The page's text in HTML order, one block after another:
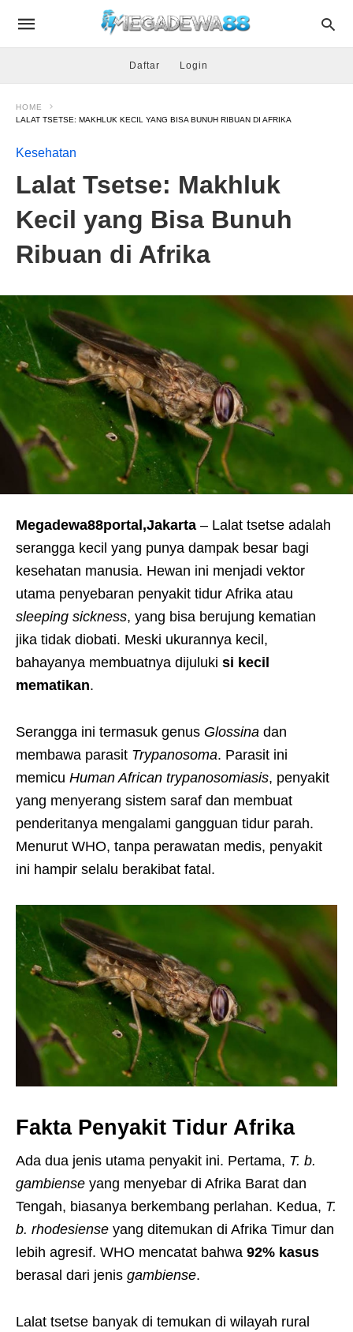
Daftar Login
HOME
LALAT TSETSE: MAKHLUK KECIL YANG BISA BUNUH RIBUAN DI AFRIKA
Kesehatan
Lalat Tsetse: Makhluk
Kecil yang Bisa Bunuh
Ribuan di Afrika
Megadewa88portal,Jakarta – Lalat tsetse adalah
serangga kecil yang punya dampak besar bagi
kesehatan manusia. Hewan ini menjadi vektor
utama penyebaran penyakit tidur Afrika atau
sleeping sickness, yang bisa berujung kematian
jika tidak diobati. Meski ukurannya kecil,
bahayanya membuatnya dijuluki si kecil
mematikan.
Serangga ini termasuk genus Glossina dan
membawa parasit Trypanosoma. Parasit ini
memicu Human African trypanosomiasis, penyakit
yang menyerang sistem saraf dan membuat
penderitanya mengalami gangguan tidur parah.
Menurut WHO, tanpa perawatan medis, penyakit
ini hampir selalu berakibat fatal.
Fakta Penyakit Tidur Afrika
Ada dua jenis utama penyakit ini. Pertama, T. b.
gambiense yang menyebar di Afrika Barat dan
Tengah, biasanya berkembang perlahan. Kedua, T.
b. rhodesiense yang ditemukan di Afrika Timur dan
lebih agresif. WHO mencatat bahwa 92% kasus
berasal dari jenis gambiense.
Lalat tsetse banyak di temukan di wilayah rural